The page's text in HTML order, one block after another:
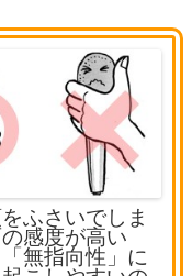
ふさいでしま
感度が高い
無指向性」に